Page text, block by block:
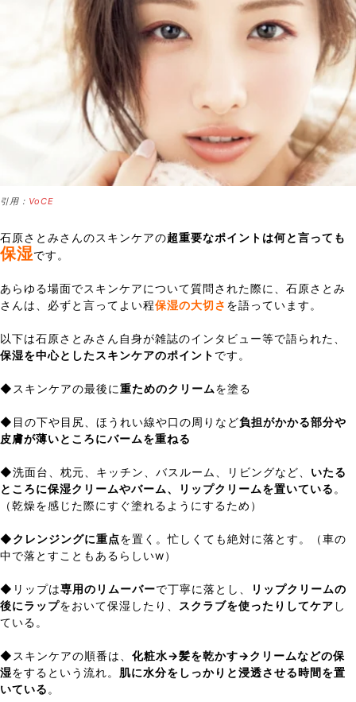
引用： VoCE
石原さとみさんのスキンケアの超重要なポイントは何と言っても
保湿です。
あらゆる場面でスキンケアについて質問された際に、石原さとみ
さんは、必ずと言ってよい程保湿の大切さ を語っています。
以下は石原さとみさん自身が雑誌のインタビュー等で語られた、
保湿を中心としたスキンケアのポイント です。
◆スキンケアの最後に重ためのクリームを塗る
◆目の下や目尻、ほうれい線や口の周りなど負担がかかる部分や
皮膚が薄いところにバームを重ねる
◆洗面台、枕元、キッチン、バスルーム、リビングなど、 いたる
ところに保湿クリームやバーム、リップクリームを置いている 。
（乾燥を感じた際にすぐ塗れるようにするため）
◆クレンジングに重点を置く。忙しくても絶対に落とす。（車の
中で落とすこともあるらしいw）
◆リップは専用のリムーバーで丁寧に落とし、
リップクリームの
後にラップをおいて保湿したり、 スクラブを使ったりしてケア し
ている。
◆スキンケアの順番は、 化粧水→髪を乾かす→クリームなどの保
湿をするという流れ。 肌に水分をしっかりと浸透させる時間を置
いている 。